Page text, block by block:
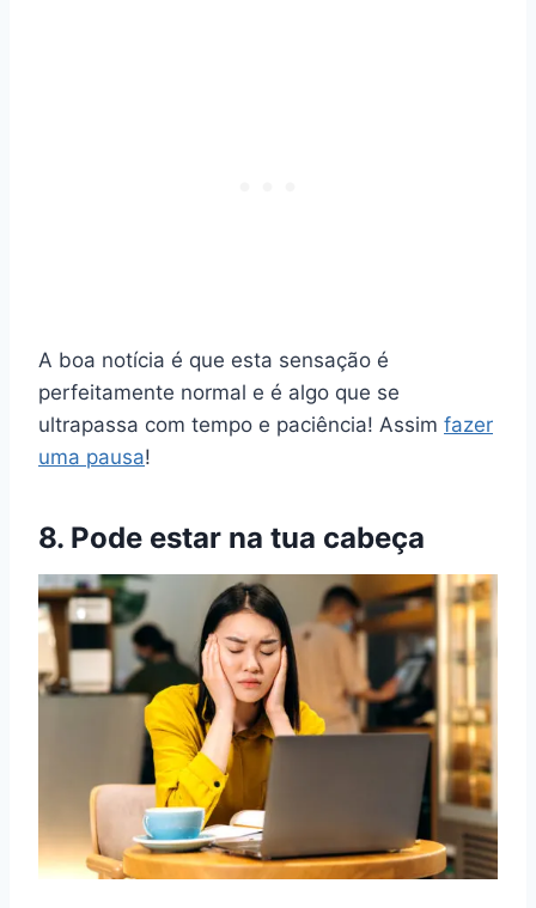
A boa notícia é que esta sensação é
perfeitamente normal e é algo que se
ultrapassa com tempo e paciência! Assim fazer
uma pausa!
8. Pode estar na tua cabeça